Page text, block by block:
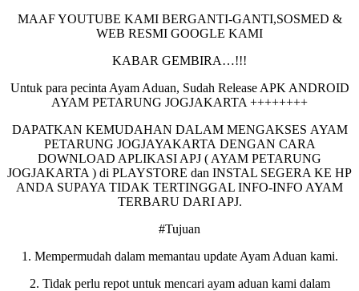
MAAF YOUTUBE KAMI BERGANTI-GANTI,SOSMED &
WEB RESMI GOOGLE KAMI
KABAR GEMBIRA…!!!
Untuk para pecinta Ayam Aduan, Sudah Release APK ANDROID
AYAM PETARUNG JOGJAKARTA ++++++++
DAPATKAN KEMUDAHAN DALAM MENGAKSES AYAM
PETARUNG JOGJAYAKARTA DENGAN CARA
DOWNLOAD APLIKASI APJ ( AYAM PETARUNG
JOGJAKARTA ) di PLAYSTORE dan INSTAL SEGERA KE HP
ANDA SUPAYA TIDAK TERTINGGAL INFO-INFO AYAM
TERBARU DARI APJ.
#Tujuan
1. Mempermudah dalam memantau update Ayam Aduan kami.
2. Tidak perlu repot untuk mencari ayam aduan kami dalam